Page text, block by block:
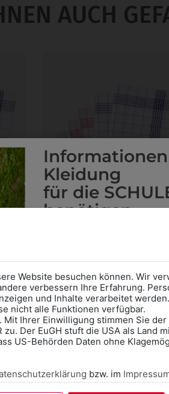
AUCH
330003216595
GESCHIRRTUCH ROT
€ 2,00
ANGESEHEN
Website besuchen können. Wir
verbessern Ihre Erfahrung.
und Inhalte verarbeitet
nicht alle Funktionen verfügbar.
Ihrer Einwilligung stimmen Sie
zu. Der EuGH stuft die USA als Land
US-Behörden Daten ohne
bzw. im
Kleidung
für die
benötigen
AnprobeVorort im
das Kalendersymbol.
Ohne Termin kann es zu
Bitte nehmen Sie eine
für Ihren Einkauf mit.
Wir freuen uns - Das
correct school.